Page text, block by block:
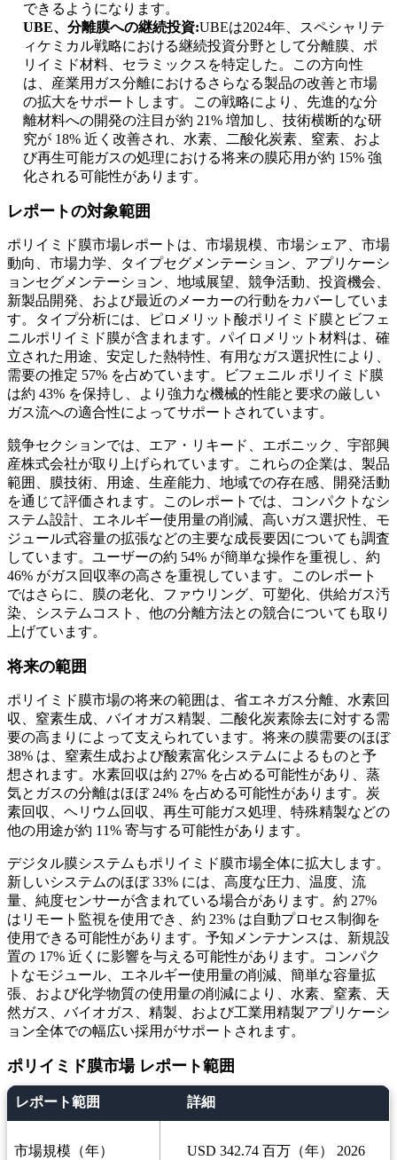
できるようになります。
UBE、分離膜への継続投資:UBEは2024年、スペシャリテ
ィケミカル戦略における継続投資分野として分離膜、ポ
リイミド材料、セラミックスを特定した。この方向性
は、産業用ガス分離におけるさらなる製品の改善と市場
の拡大をサポートします。この戦略により、先進的な分
離材料への開発の注目が約 21% 増加し、技術横断的な研
究が 18% 近く改善され、水素、二酸化炭素、窒素、およ
び再生可能ガスの処理における将来の膜応用が約 15% 強
化される可能性があります。
レポートの対象範囲
ポリイミド膜市場レポートは、市場規模、市場シェア、市場
動向、市場力学、タイプセグメンテーション、アプリケーシ
ョンセグメンテーション、地域展望、競争活動、投資機会、
新製品開発、および最近のメーカーの行動をカバーしていま
す。タイプ分析には、ピロメリット酸ポリイミド膜とビフェ
ニルポリイミド膜が含まれます。パイロメリット材料は、確
立された用途、安定した熱特性、有用なガス選択性により、
需要の推定 57% を占めています。ビフェニル ポリイミド膜
は約 43% を保持し、より強力な機械的性能と要求の厳しい
ガス流への適合性によってサポートされています。
競争セクションでは、エア・リキード、エボニック、宇部興
産株式会社が取り上げられています。これらの企業は、製品
範囲、膜技術、用途、生産能力、地域での存在感、開発活動
を通じて評価されます。このレポートでは、コンパクトなシ
ステム設計、エネルギー使用量の削減、高いガス選択性、モ
ジュール式容量の拡張などの主要な成長要因についても調査
しています。ユーザーの約 54% が簡単な操作を重視し、約
46% がガス回収率の高さを重視しています。このレポート
ではさらに、膜の老化、ファウリング、可塑化、供給ガス汚
染、システムコスト、他の分離方法との競合についても取り
上げています。
将来の範囲
ポリイミド膜市場の将来の範囲は、省エネガス分離、水素回
収、窒素生成、バイオガス精製、二酸化炭素除去に対する需
要の高まりによって支えられています。将来の膜需要のほぼ
38% は、窒素生成および酸素富化システムによるものと予
想されます。水素回収は約 27% を占める可能性があり、蒸
気とガスの分離はほぼ 24% を占める可能性があります。炭
素回収、ヘリウム回収、再生可能ガス処理、特殊精製などの
他の用途が約 11% 寄与する可能性があります。
デジタル膜システムもポリイミド膜市場全体に拡大します。
新しいシステムのほぼ 33% には、高度な圧力、温度、流
量、純度センサーが含まれている場合があります。約 27%
はリモート監視を使用でき、約 23% は自動プロセス制御を
使用できる可能性があります。予知メンテナンスは、新規設
置の 17% 近くに影響を与える可能性があります。コンパク
トなモジュール、エネルギー使用量の削減、簡単な容量拡
張、および化学物質の使用量の削減により、水素、窒素、天
然ガス、バイオガス、精製、および工業用精製アプリケーシ
ョン全体での幅広い採用がサポートされます。
ポリイミド膜市場 レポート範囲
レポート範囲 詳細
市場規模（年） USD 342.74 百万（年） 2026